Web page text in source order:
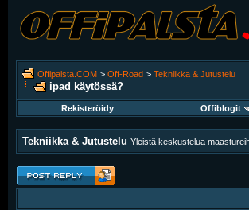
Offipalsta.COM > Off-Road > Tekniikka & Jutustelu
ipad käytössä?
Rekisteröidy Offiblogit
Tekniikka & Jutustelu Yleistä keskustelua